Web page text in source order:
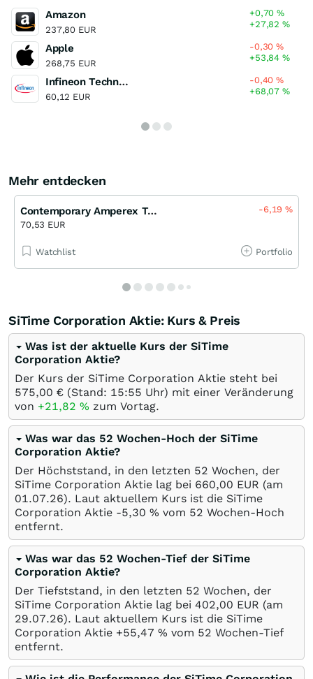
Amazon
237,80 EUR
+0,70%
+27,82%
Apple
268,75 EUR
-0,30%
+53,84%
Infineon Technologies
60,12 EUR
-0,40%
+68,07%
Mehr entdecken
Contemporary Amperex Technology Limited (H)
70,53 EUR
-6,19%
Watchlist Portfolio
SiTime Corporation Aktie: Kurs & Preis
Was ist der aktuelle Kurs der SiTime
Corporation Aktie?
Der Kurs der SiTime Corporation Aktie steht bei
575,00 € (Stand: 15:55 Uhr) mit einer Veränderung
von +21,82 % zum Vortag.
Was war das 52 Wochen-Hoch der SiTime
Corporation Aktie?
Der Höchststand, in den letzten 52 Wochen, der
SiTime Corporation Aktie lag bei 660,00 EUR (am
01.07.26). Laut aktuellem Kurs ist die SiTime
Corporation Aktie -5,30 % vom 52 Wochen-Hoch
entfernt.
Was war das 52 Wochen-Tief der SiTime
Corporation Aktie?
Der Tiefststand, in den letzten 52 Wochen, der
SiTime Corporation Aktie lag bei 402,00 EUR (am
29.07.26). Laut aktuellem Kurs ist die SiTime
Corporation Aktie +55,47 % vom 52 Wochen-Tief
entfernt.